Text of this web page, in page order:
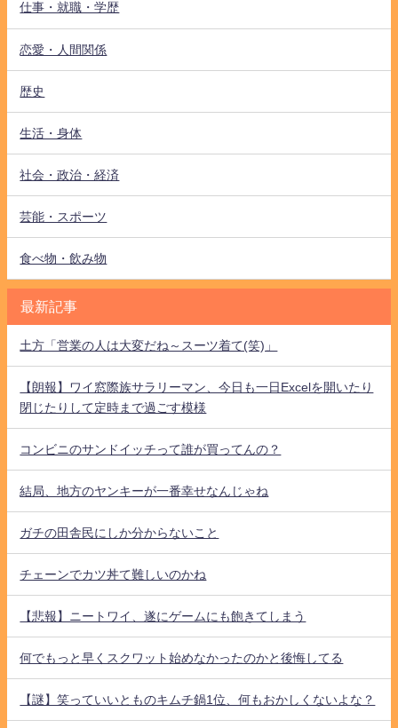
仕事・就職・学歴
恋愛・人間関係
歴史
生活・身体
社会・政治・経済
芸能・スポーツ
食べ物・飲み物
最新記事
土方「営業の人は大変だね～スーツ着て(笑)」
【朗報】ワイ窓際族サラリーマン、今日も一日Excelを開いたり
閉じたりして定時まで過ごす模様
コンビニのサンドイッチって誰が買ってんの？
結局、地方のヤンキーが一番幸せなんじゃね
ガチの田舎民にしか分からないこと
チェーンでカツ丼て難しいのかね
【悲報】ニートワイ、遂にゲームにも飽きてしまう
何でもっと早くスクワット始めなかったのかと後悔してる
【謎】笑っていいとものキムチ鍋1位、何もおかしくないよな？